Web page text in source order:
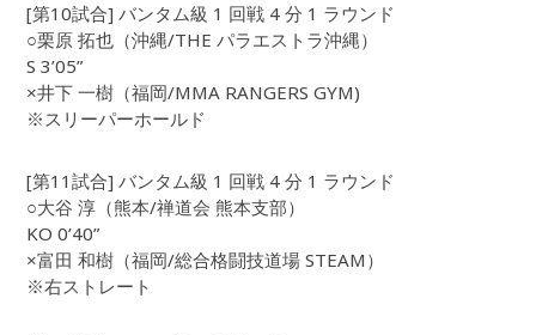
[第10試合] バンタム級 1 回戦 4 分 1 ラウンド
○栗原 拓也（沖縄/THE パラエストラ沖縄）
S 3’05”
×井下 一樹（福岡/MMA RANGERS GYM)
※スリーパーホールド
[第11試合] バンタム級 1 回戦 4 分 1 ラウンド
○大谷 淳（熊本/禅道会 熊本支部）
KO 0’40”
×富田 和樹（福岡/総合格闘技道場 STEAM）
※右ストレート